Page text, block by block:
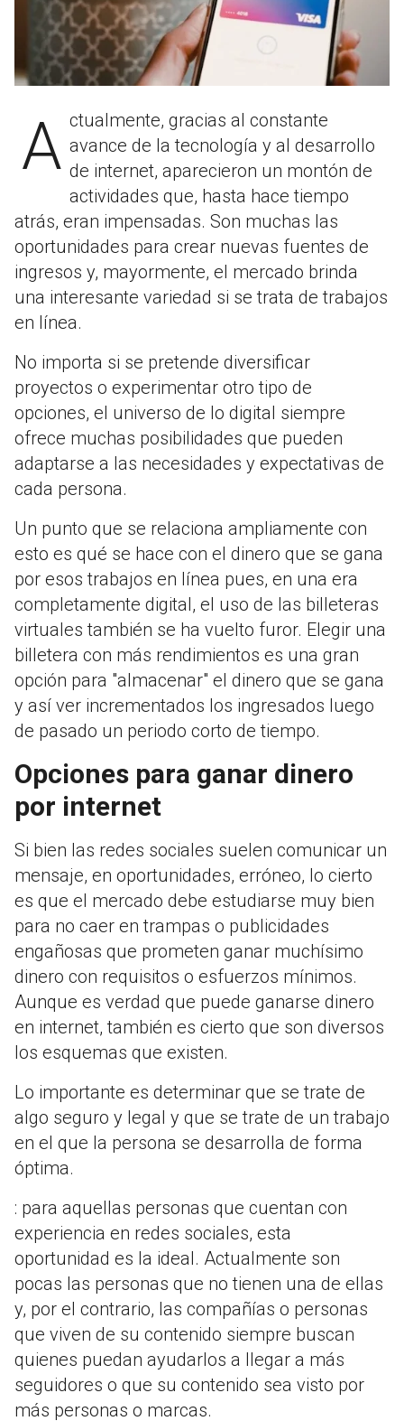
Actualmente, gracias al constante avance de la tecnología y al desarrollo
de internet, aparecieron un montón de
actividades que, hasta hace tiempo
atrás, eran impensadas. Son muchas las
oportunidades para crear nuevas fuentes de
ingresos y, mayormente, el mercado brinda
una interesante variedad si se trata de trabajos
en línea.
No importa si se pretende diversificar
proyectos o experimentar otro tipo de
opciones, el universo de lo digital siempre
ofrece muchas posibilidades que pueden
adaptarse a las necesidades y expectativas de
cada persona.
Un punto que se relaciona ampliamente con
esto es qué se hace con el dinero que se gana
por esos trabajos en línea pues, en una era
completamente digital, el uso de las billeteras
virtuales también se ha vuelto furor. Elegir una
billetera con más rendimientos es una gran
opción para "almacenar" el dinero que se gana
y así ver incrementados los ingresados luego
de pasado un periodo corto de tiempo.
Opciones para ganar dinero
por internet
Si bien las redes sociales suelen comunicar un
mensaje, en oportunidades, erróneo, lo cierto
es que el mercado debe estudiarse muy bien
para no caer en trampas o publicidades
engañosas que prometen ganar muchísimo
dinero con requisitos o esfuerzos mínimos.
Aunque es verdad que puede ganarse dinero
en internet, también es cierto que son diversos
los esquemas que existen.
Lo importante es determinar que se trate de
algo seguro y legal y que se trate de un trabajo
en el que la persona se desarrolla de forma
óptima.
: para aquellas personas que cuentan con
experiencia en redes sociales, esta
oportunidad es la ideal. Actualmente son
pocas las personas que no tienen una de ellas
y, por el contrario, las compañías o personas
que viven de su contenido siempre buscan
quienes puedan ayudarlos a llegar a más
seguidores o que su contenido sea visto por
más personas o marcas.